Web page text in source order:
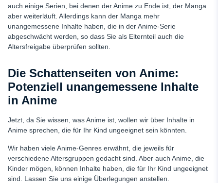
auch einige Serien, bei denen der Anime zu Ende ist, der Manga
aber weiterläuft. Allerdings kann der Manga mehr
unangemessene Inhalte haben, die in der Anime-Serie
abgeschwächt werden, so dass Sie als Elternteil auch die
Altersfreigabe überprüfen sollten.
Die Schattenseiten von Anime:
Potenziell unangemessene Inhalte
in Anime
Jetzt, da Sie wissen, was Anime ist, wollen wir über Inhalte in
Anime sprechen, die für Ihr Kind ungeeignet sein könnten.
Wir haben viele Anime-Genres erwähnt, die jeweils für
verschiedene Altersgruppen gedacht sind. Aber auch Anime, die
Kinder mögen, können Inhalte haben, die für Ihr Kind ungeeignet
sind. Lassen Sie uns einige Überlegungen anstellen.